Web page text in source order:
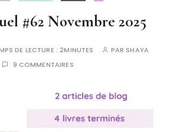
#62 Novembre 2025
DE LECTURE :2MINUTES PAR SHAYA
9 COMMENTAIRES